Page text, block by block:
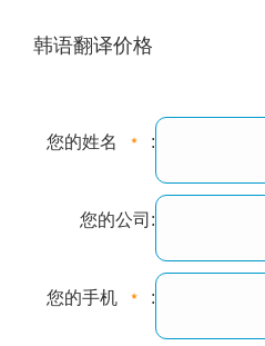
韩语翻译价格
您的姓名 :
您的公司:
您的手机 :